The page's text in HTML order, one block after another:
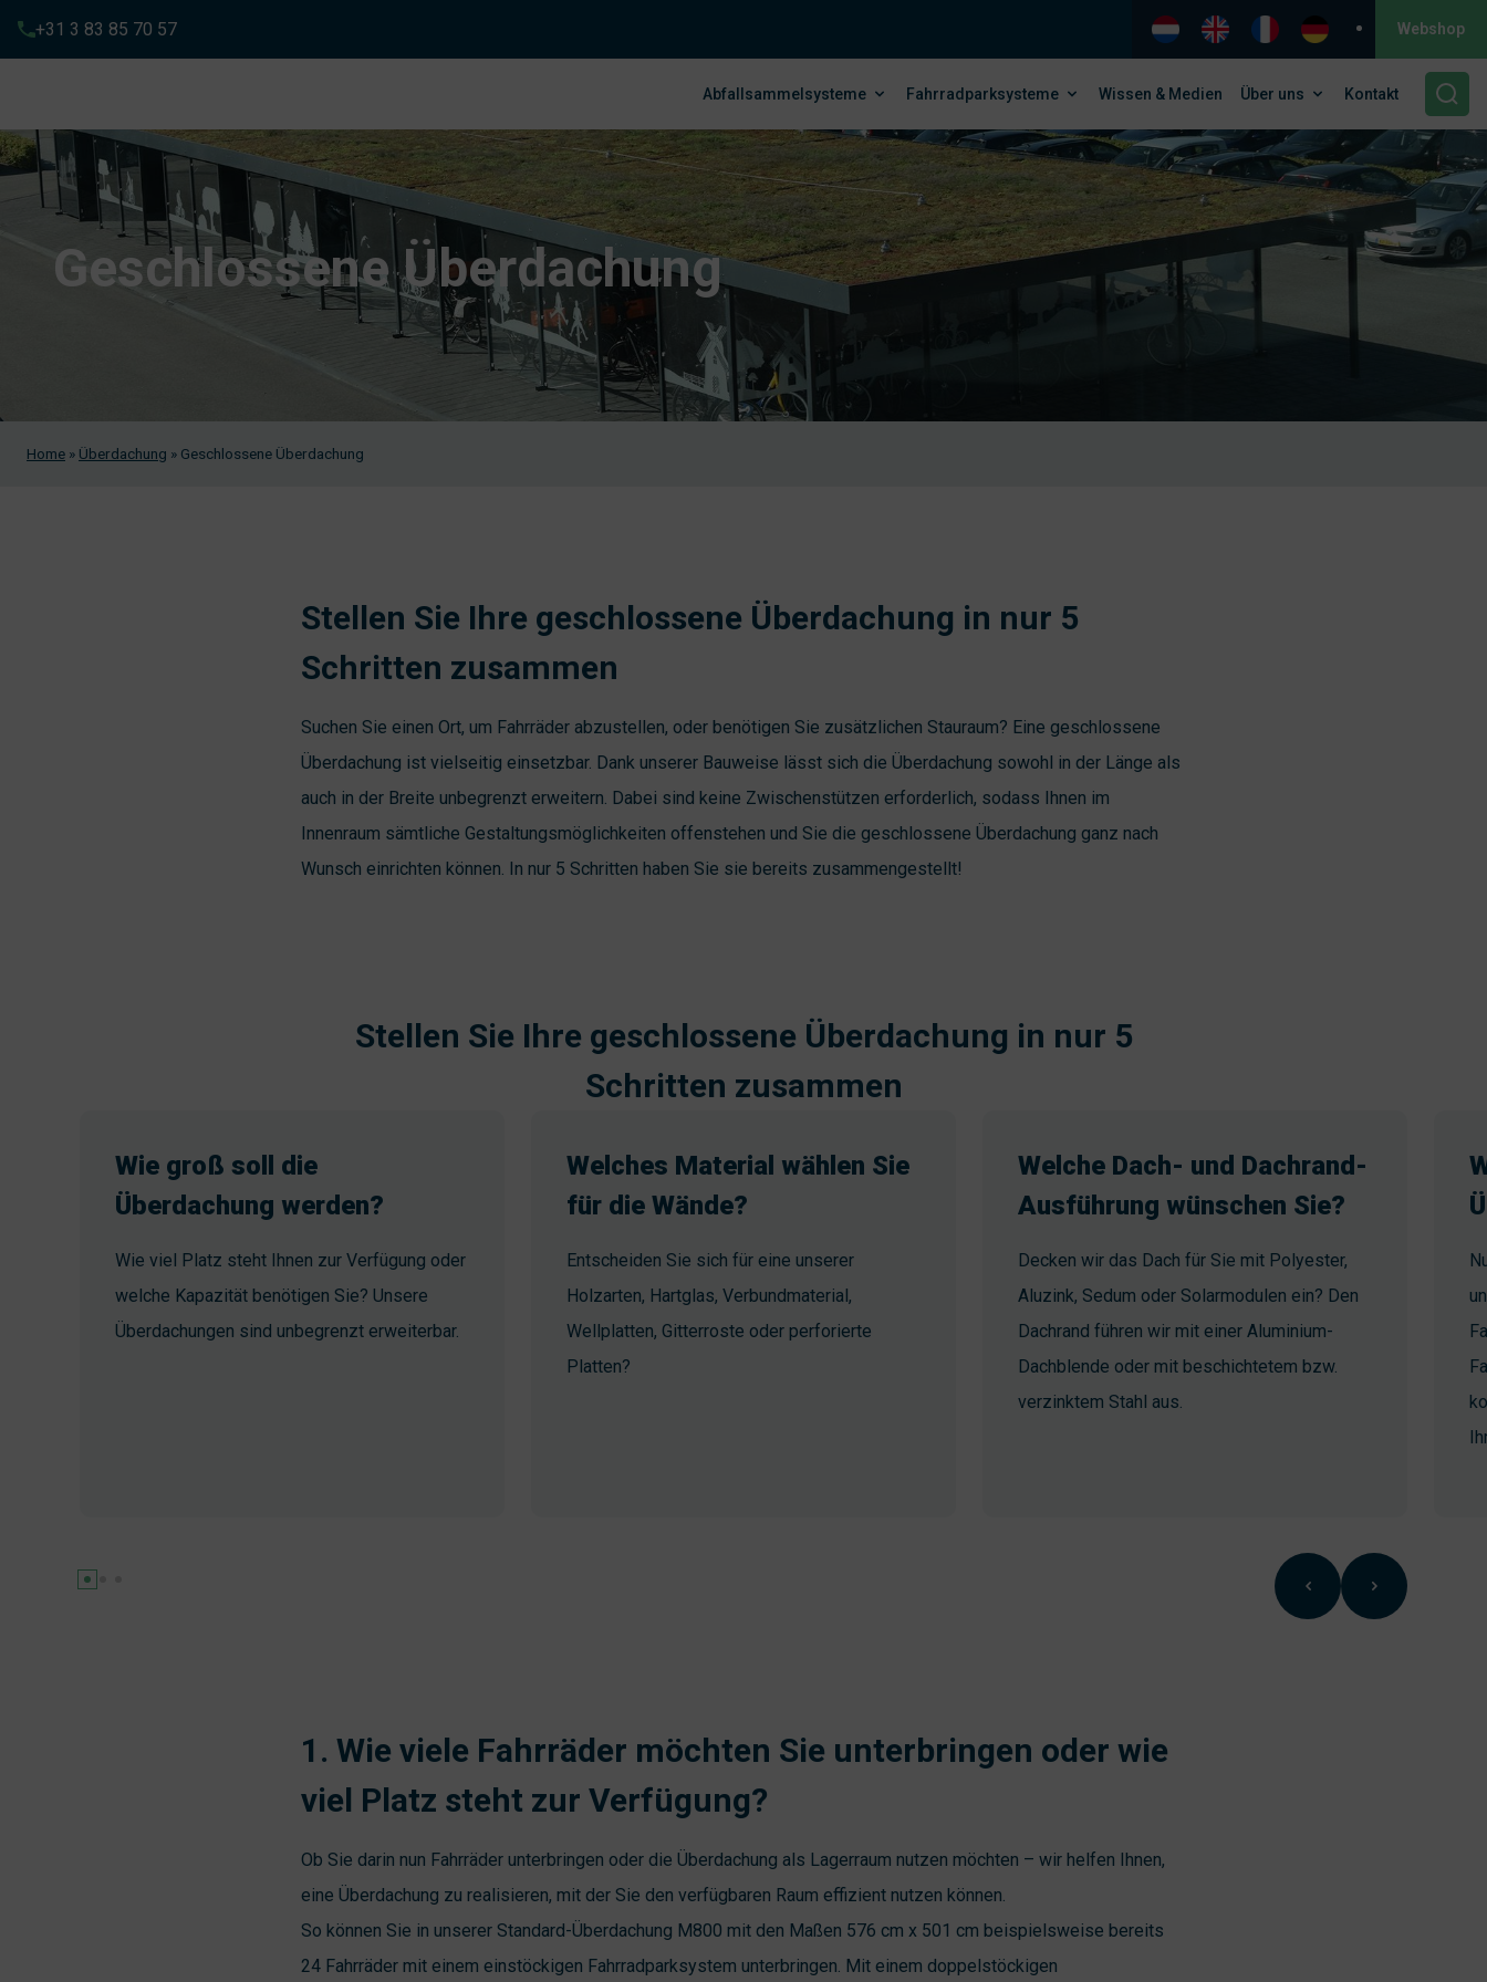
+31 3 83 85 70 57 Webshop
Abfallsammelsysteme Fahrradparksysteme Wissen & Medien Über uns Kontakt
Geschlossene Überdachung
Home » Überdachung » Geschlossene Überdachung
Stellen Sie Ihre geschlossene Überdachung in nur 5
Schritten zusammen
Suchen Sie einen Ort, um Fahrräder abzustellen, oder benötigen Sie zusätzlichen Stauraum? Eine geschlossene
Überdachung ist vielseitig einsetzbar. Dank unserer Bauweise lässt sich die Überdachung sowohl in der Länge als
auch in der Breite unbegrenzt erweitern. Dabei sind keine Zwischenstützen erforderlich, sodass Ihnen im
Innenraum sämtliche Gestaltungsmöglichkeiten offenstehen und Sie die geschlossene Überdachung ganz nach
Wunsch einrichten können. In nur 5 Schritten haben Sie sie bereits zusammengestellt!
Stellen Sie Ihre geschlossene Überdachung in nur 5
Schritten zusammen
Wie groß soll die
Überdachung werden?
Wie viel Platz steht Ihnen zur Verfügung oder
welche Kapazität benötigen Sie? Unsere
Überdachungen sind unbegrenzt erweiterbar.
Welches Material wählen Sie
für die Wände?
Entscheiden Sie sich für eine unserer
Holzarten, Hartglas, Verbundmaterial,
Wellplatten, Gitterroste oder perforierte
Platten?
Welche Dach- und Dachrand-
Ausführung wünschen Sie?
Decken wir das Dach für Sie mit Polyester,
Aluzink, Sedum oder Solarmodulen ein? Den
Dachrand führen wir mit einer Aluminium-
Dachblende oder mit beschichtetem bzw.
verzinktem Stahl aus.
1. Wie viele Fahrräder möchten Sie unterbringen oder wie
viel Platz steht zur Verfügung?
Ob Sie darin nun Fahrräder unterbringen oder die Überdachung als Lagerraum nutzen möchten – wir helfen Ihnen,
eine Überdachung zu realisieren, mit der Sie den verfügbaren Raum effizient nutzen können.
So können Sie in unserer Standard-Überdachung M800 mit den Maßen 576 cm x 501 cm beispielsweise bereits
24 Fahrräder mit einem einstöckigen Fahrradparksystem unterbringen. Mit einem doppelstöckigen